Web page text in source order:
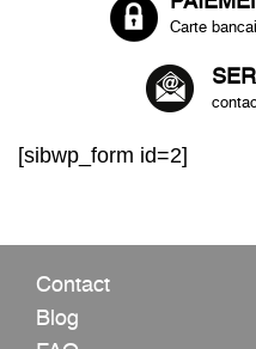
Carte
[sibwp_form id=2]
Contact
Blog